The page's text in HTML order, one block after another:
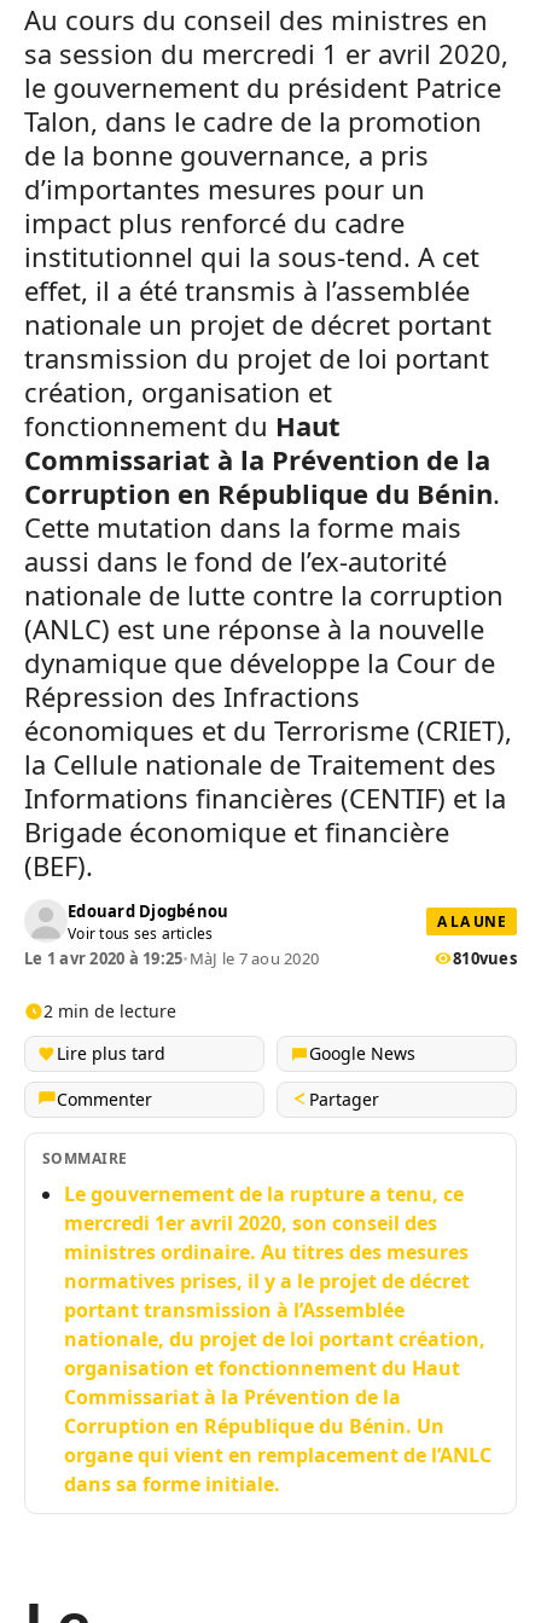
Au cours du conseil des ministres en
sa session du mercredi 1 er avril 2020,
le gouvernement du président Patrice
Talon, dans le cadre de la promotion
de la bonne gouvernance, a pris
d’importantes mesures pour un
impact plus renforcé du cadre
institutionnel qui la sous-tend. A cet
effet, il a été transmis à l’assemblée
nationale un projet de décret portant
transmission du projet de loi portant
création, organisation et
fonctionnement du Haut
Commissariat à la Prévention de la
Corruption en République du Bénin.
Cette mutation dans la forme mais
aussi dans le fond de l’ex-autorité
nationale de lutte contre la corruption
(ANLC) est une réponse à la nouvelle
dynamique que développe la Cour de
Répression des Infractions
économiques et du Terrorisme (CRIET),
la Cellule nationale de Traitement des
Informations financières (CENTIF) et la
Brigade économique et financière
(BEF).
Edouard Djogbénou
Voir tous ses articles
A LA UNE
Le 1 avr 2020 à 19:25•MàJ le 7 aou 2020 810vues
2 min de lecture
Lire plus tard
Google News
Commenter
Partager
SOMMAIRE
Le gouvernement de la rupture a tenu, ce
mercredi 1er avril 2020, son conseil des
ministres ordinaire. Au titres des mesures
normatives prises, il y a le projet de décret
portant transmission à l’Assemblée
nationale, du projet de loi portant création,
organisation et fonctionnement du Haut
Commissariat à la Prévention de la
Corruption en République du Bénin. Un
organe qui vient en remplacement de l’ANLC
dans sa forme initiale.